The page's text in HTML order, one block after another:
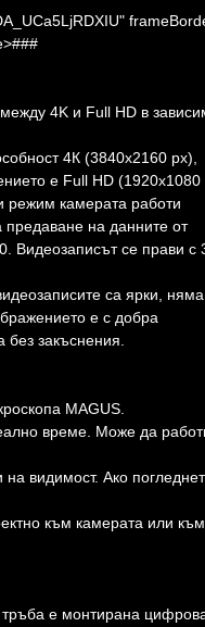
4K и Full HD в
4К (3840x2160 px),
е Full HD (1920x1080
режим камерата работи
предаване на данните от
Видеозаписът се прави с
са ярки, няма
е с добра
без закъснения.
MAGUS.
време. Може да
видимост. Ако
към камерата или към
тръба е монтирана